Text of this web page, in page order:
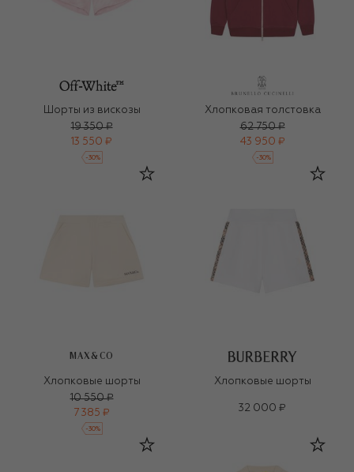
Шорты из вискозы
19 350 ₽
13 550 ₽
-30%
Хлопковая толстовка
62 750 ₽
43 950 ₽
-30%
MAX&CO
Хлопковые шорты
10 550 ₽
7 385 ₽
-30%
Хлопковые шорты
32 000 ₽